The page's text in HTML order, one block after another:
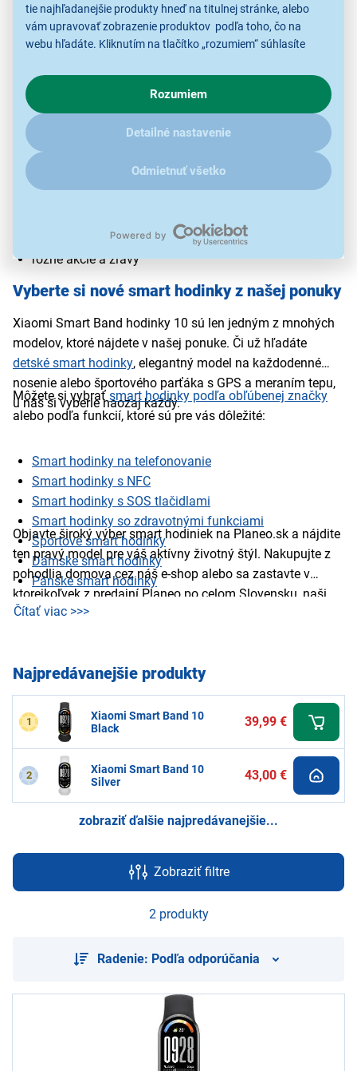
tie najhľadanejšie produkty hneď na titulnej stránke, alebo
vám upravovať zobrazenie produktov podľa toho, čo na
webu hľadáte. Kliknutím na tlačítko „rozumiem“ súhlasíte
o chovaní na webe pre zobrazovaní cielených reklám.
V prípade že vás zaujímajú detaily, ako u nás s cookies a
ďalšími údaji pracujeme, kliknitesem.
Rozumiem
Detailné nastavenie
Odmietnuť všetko
Bluetooth 5.4– stabilné pripojenie a nízka spotreba
energie.
Notifikácie, ovládanie hudby, emoji podpora– všetko
pohodlne na vašom zápästí.
Koľko stojí Xiaomi Smart Band 10?
Xiaomi Smart Band 10 kúpite v našom e-shope
39,90 €
faktorov, ako sú:
dizajnové prevedenia a limitované edície
rôzne akcie a zľavy
Vyberte si nové smart hodinky z našej ponuky
Xiaomi Smart Band hodinky 10 sú len jedným z mnohých
modelov, ktoré nájdete v našej ponuke. Či už hľadáte
detské smart hodinky, elegantný model na každodenné
nosenie alebo športového parťáka s GPS a meraním tepu,
u nás si vyberie naozaj každý.
Môžete si vybrať smart hodinky podľa obľúbenej značky
alebo podľa funkcií, ktoré sú pre vás dôležité:
Smart hodinky na telefonovanie
Smart hodinky s NFC
Smart hodinky s SOS tlačidlami
Smart hodinky so zdravotnými funkciami
Športové smart hodinky
Dámske smart hodinky
Pánske smart hodinky
Objavte široký výber smart hodiniek na Planeo.sk a nájdite
ten pravý model pre váš aktívny životný štýl. Nakupujte z
pohodlia domova cez náš e-shop alebo sa zastavte v
ktorejkoľvek z predajní Planeo po celom Slovensku, naši
odborníci vám radi pomôžu vybrať ideálny model pre vás.
Čítať viac >>>
Najpredávanejšie produkty
1
Xiaomi Smart Band 10
Black
39,99 €
2
Xiaomi Smart Band 10
Silver
43,00 €
zobraziť ďalšie najpredávanejšie...
Zobraziť filtre
2 produkty
Radenie: Podľa odporúčania